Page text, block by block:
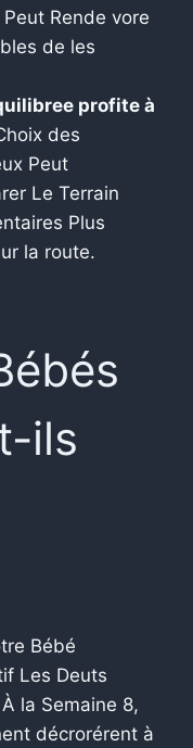
Rende vore
de les
profite à
des
Peut
Le Terrain
Plus
la route.
ils
Bébé
Les Deuts
la Semaine 8,
décrorérent à